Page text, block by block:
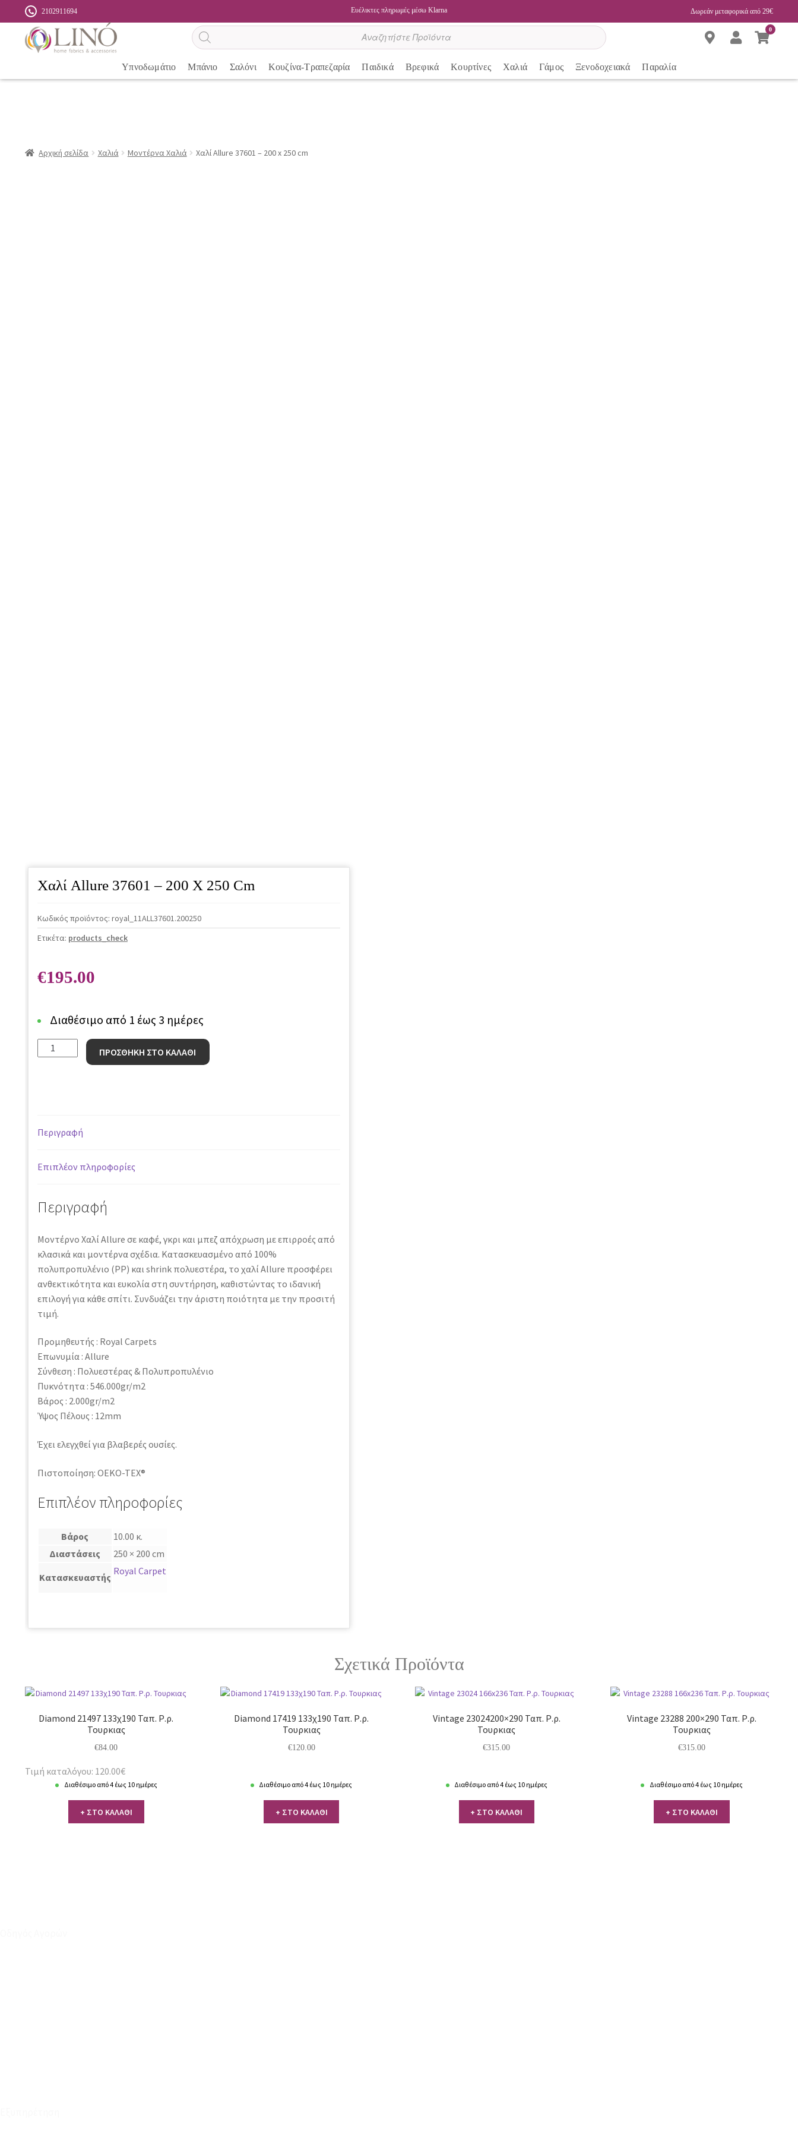
2102911694 Ευέλικτες πληρωμές μέσω Klarna Δωρεάν μεταφορικά από 29€
Αναζήτηση
προϊόντων
0
Υπνοδωμάτιο Μπάνιο Σαλόνι Κουζίνα-Τραπεζαρία Παιδικά Βρεφικά Κουρτίνες Χαλιά Γάμος Ξενοδοχειακά Παραλία
Αρχική σελίδα Χαλιά Μοντέρνα Χαλιά Χαλί Allure 37601 – 200 x 250 cm
Χαλί Allure 37601 – 200 X 250 Cm
Κωδικός προϊόντος: royal_11ALL37601.200250
Ετικέτα: products_check
€195.00
Διαθέσιμο από 1 έως 3 ημέρες
Χαλί
Allure
250
ποσότητα
ΠΡΟΣΘΗΚΗ ΣΤΟ ΚΑΛΑΘΙ
Περιγραφή
Επιπλέον πληροφορίες
Περιγραφή
Μοντέρνο Χαλί Allure σε καφέ, γκρι και μπεζ απόχρωση με επιρροές από
κλασικά και μοντέρνα σχέδια. Κατασκευασμένο από 100%
πολυπροπυλένιο (PP) και shrink πολυεστέρα, το χαλί Allure προσφέρει
ανθεκτικότητα και ευκολία στη συντήρηση, καθιστώντας το ιδανική
επιλογή για κάθε σπίτι. Συνδυάζει την άριστη ποιότητα με την προσιτή
τιμή.
Προμηθευτής : Royal Carpets
Επωνυμία : Allure
Σύνθεση : Πολυεστέρας & Πολυπροπυλένιο
Πυκνότητα : 546.000gr/m2
Βάρος : 2.000gr/m2
Ύψος Πέλους : 12mm
Έχει ελεγχθεί για βλαβερές ουσίες.
Πιστοποίηση: OEKO-TEX®
Επιπλέον πληροφορίες
Βάρος
10.00 κ.
Διαστάσεις
250 × 200 cm
Κατασκευαστής
Royal Carpet
Σχετικά Προϊόντα
Diamond 21497 133χ190 Ταπ. Ρ.ρ.
Τουρκιας
€84.00
Τιμή καταλόγου: 120.00€
Διαθέσιμο από 4 έως 10 ημέρες
+ ΣΤΟ ΚΑΛΑΘΙ
Diamond 17419 133χ190 Ταπ. Ρ.ρ.
Τουρκιας
€120.00
Διαθέσιμο από 4 έως 10 ημέρες
+ ΣΤΟ ΚΑΛΑΘΙ
Vintage 23024200×290 Ταπ. Ρ.ρ.
Τουρκιας
€315.00
Διαθέσιμο από 4 έως 10 ημέρες
+ ΣΤΟ ΚΑΛΑΘΙ
Vintage 23288 200×290 Ταπ. Ρ.ρ.
Τουρκιας
€315.00
Διαθέσιμο από 4 έως 10 ημέρες
+ ΣΤΟ ΚΑΛΑΘΙ